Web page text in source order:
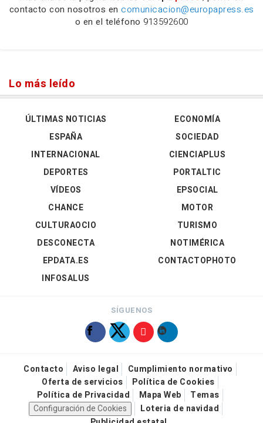
contacto con nosotros en comunicacion@europapress.es
o en el teléfono 913592600
Lo más leído
ÚLTIMAS NOTICIAS
ESPAÑA
INTERNACIONAL
DEPORTES
VÍDEOS
ECONOMÍA
SOCIEDAD
CIENCIAPLUS
PORTALTIC
EPSOCIAL
CHANCE
CULTURAOCIO
DESCONECTA
EPDATA.ES
INFOSALUS
MOTOR
TURISMO
NOTIMÉRICA
CONTACTOPHOTO
SÍGUENOS
Contacto Aviso legal
Cumplimiento normativo
Oferta de servicios
Política de Cookies
Política de Privacidad
Mapa Web
Temas
Configuración de Cookies
Loteria de navidad